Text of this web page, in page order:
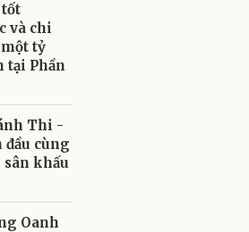
và chi
tỷ
tại Phần
Thi -
đầu cùng
khấu
Oanh